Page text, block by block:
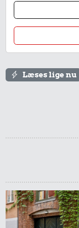
Læses lige nu